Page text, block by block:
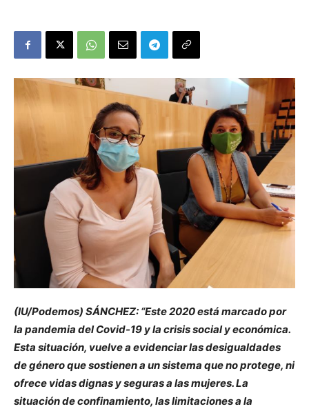
(IU/Podemos) SÁNCHEZ: “Este 2020 está marcado por
la pandemia del Covid-19 y la crisis social y económica.
Esta situación, vuelve a evidenciar las desigualdades
de género que sostienen a un sistema que no protege, ni
ofrece vidas dignas y seguras a las mujeres. La
situación de confinamiento, las limitaciones a la